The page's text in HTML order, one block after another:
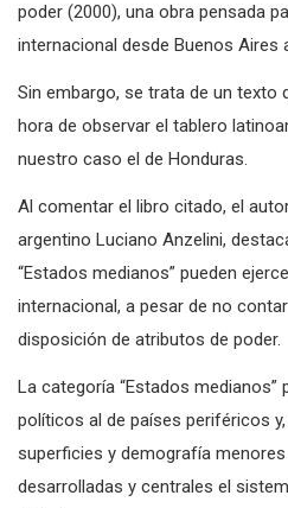
poder (2000), una obra pensada
internacional desde Buenos Aires
Sin embargo, se trata de un texto
hora de observar el tablero
nuestro caso el de Honduras.
Al comentar el libro citado, el
argentino Luciano Anzelini,
“Estados medianos” pueden
internacional, a pesar de no
disposición de atributos de poder.
La categoría “Estados
políticos al de países periféricos
superficies y demografía
desarrolladas y centrales el